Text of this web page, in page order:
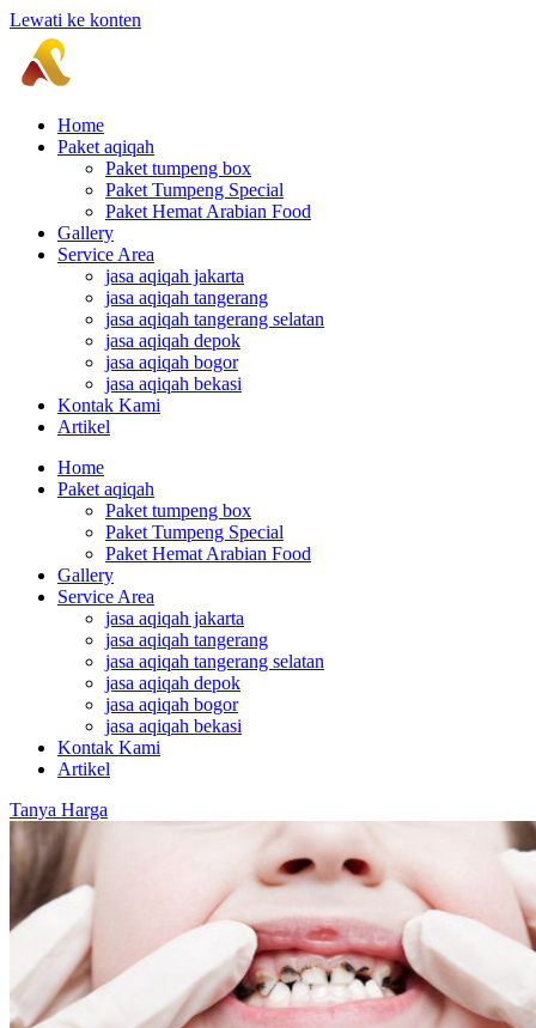
Lewati ke konten
Home
Paket aqiqah
Paket tumpeng box
Paket Tumpeng Special
Paket Hemat Arabian Food
Gallery
Service Area
jasa aqiqah jakarta
jasa aqiqah tangerang
jasa aqiqah tangerang selatan
jasa aqiqah depok
jasa aqiqah bogor
jasa aqiqah bekasi
Kontak Kami
Artikel
Home
Paket aqiqah
Paket tumpeng box
Paket Tumpeng Special
Paket Hemat Arabian Food
Gallery
Service Area
jasa aqiqah jakarta
jasa aqiqah tangerang
jasa aqiqah tangerang selatan
jasa aqiqah depok
jasa aqiqah bogor
jasa aqiqah bekasi
Kontak Kami
Artikel
Tanya Harga